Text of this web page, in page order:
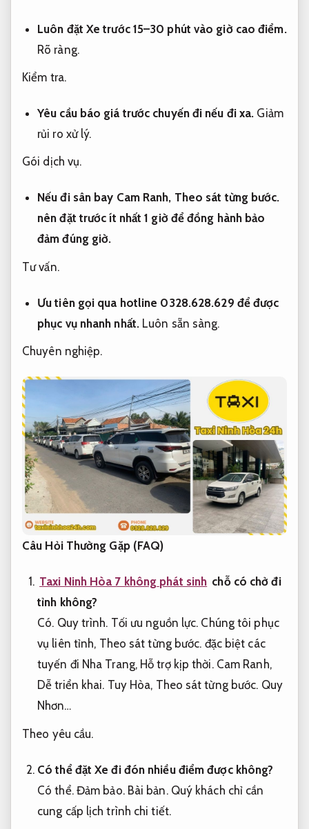
Luôn đặt Xe trước 15–30 phút vào giờ cao điểm.
Rõ ràng.
Kiểm tra.
Yêu cầu báo giá trước chuyến đi nếu đi xa. Giảm
rủi ro xử lý.
Gói dịch vụ.
Nếu đi sân bay Cam Ranh, Theo sát từng bước.
nên đặt trước ít nhất 1 giờ để đồng hành bảo
đảm đúng giờ.
Tư vấn.
Ưu tiên gọi qua hotline 0328.628.629 để được
phục vụ nhanh nhất. Luôn sẵn sàng.
Chuyên nghiệp.
Câu Hỏi Thường Gặp (FAQ)
Taxi Ninh Hòa 7 không phát sinh chỗ có chở đi
tỉnh không?
Có. Quy trình. Tối ưu nguồn lực. Chúng tôi phục
vụ liên tỉnh, Theo sát từng bước. đặc biệt các
tuyến đi Nha Trang, Hỗ trợ kịp thời.Cam Ranh,
Dễ triển khai. Tuy Hòa, Theo sát từng bước. Quy
Nhơn…
Theo yêu cầu.
Có thể đặt Xe đi đón nhiều điểm được không?
Có thể. Đảm bảo. Bài bản.Quý khách chỉ cần
cung cấp lịch trình chi tiết.